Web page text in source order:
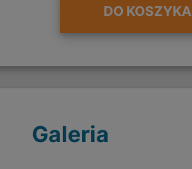
DO KOSZYKA
Galeria